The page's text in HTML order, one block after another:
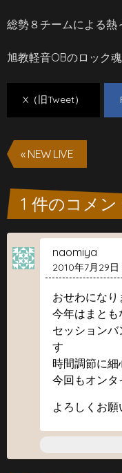
総勢８チームによる熱
旭教軽音OBのロック
X（旧Tweet）
« NEW LIVE
1 件のコメン
2010年7月29
naomiya
おせわになり
今年はまとも
セッションバ
す
時間調節に
今回もオンタ
よろしくお